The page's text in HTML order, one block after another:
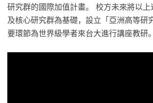
研究群的國際加值計畫。 校方未來將以
及核心研究群為基礎，設立「亞洲高等研
要環節為世界級學者來台大進行講座教研。